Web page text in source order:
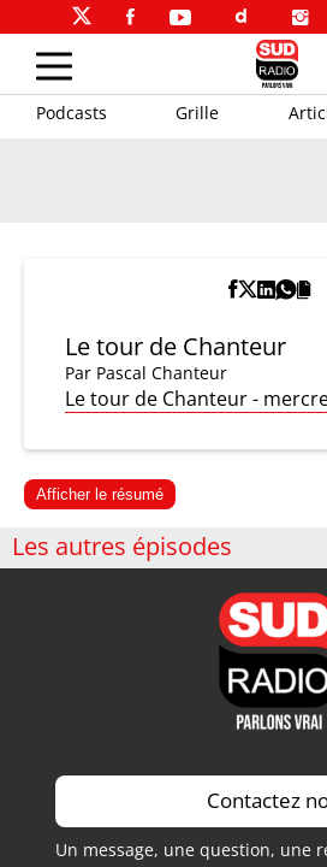
Podcasts Grille
Le tour de Chanteur
Par Pascal Chanteur
Le tour de Chanteur -
Afficher le résumé
Les autres épisodes
Contactez
Un message, une question, une